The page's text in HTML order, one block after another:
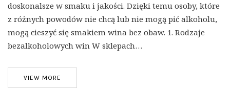
doskonalsze w smaku i jakości. Dzięki temu osoby, które
z różnych powodów nie chcą lub nie mogą pić alkoholu,
mogą cieszyć się smakiem wina bez obaw. 1. Rodzaje
bezalkoholowych win W sklepach…
VIEW MORE